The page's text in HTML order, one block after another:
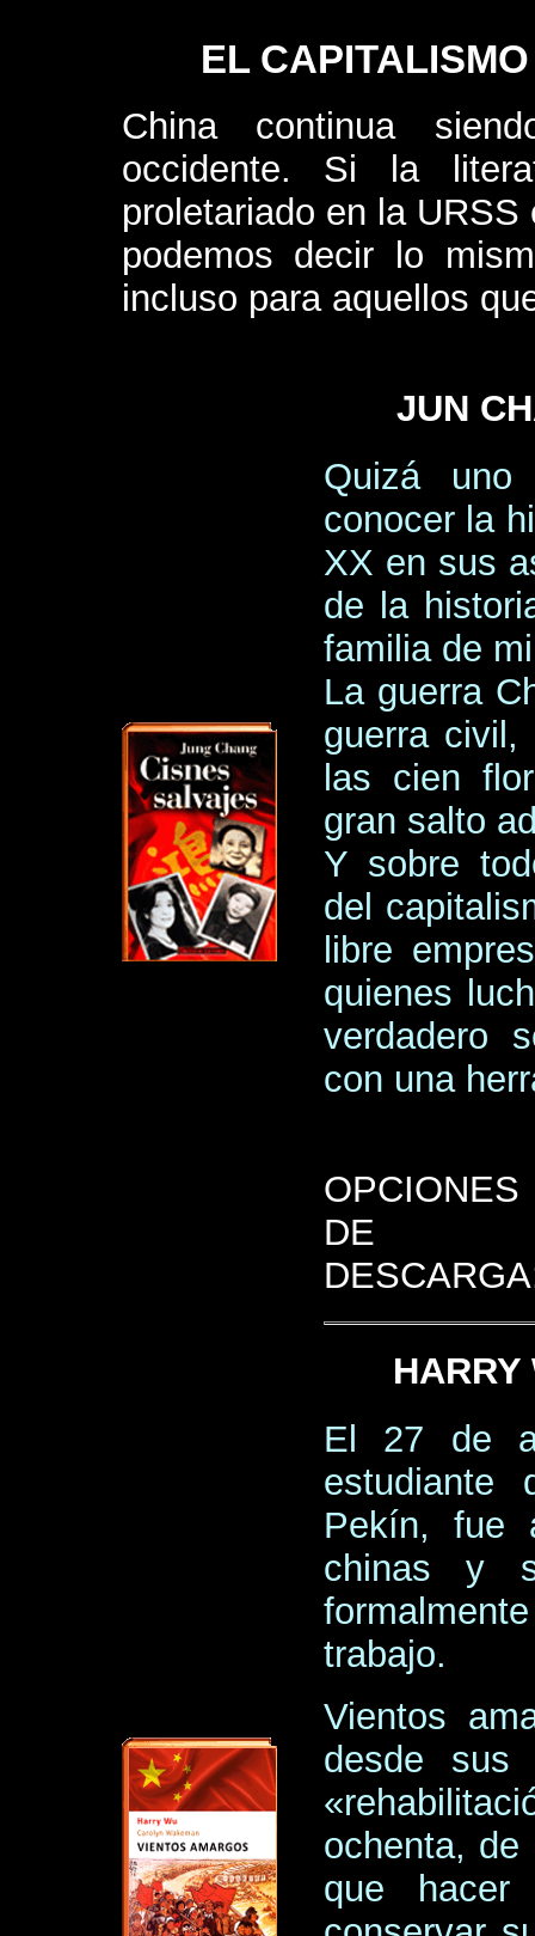
EL
China continua
occidente. Si la
proletariado en la
podemos decir lo
incluso para aquellos
JUN
Quizá
conocer la
XX en sus
de la
familia de
La guerra
guerra
las cien
gran salto
Y sobre
del
libre
quienes
verdadero
con una
OPCIONES
DE
El 27 de
estudiante
Pekín, fue
chinas y
trabajo.
Vientos
desde sus
ochenta,
que